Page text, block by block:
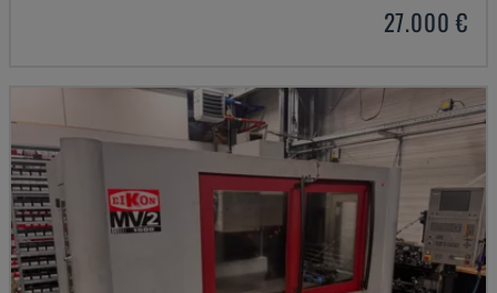
27.000 €